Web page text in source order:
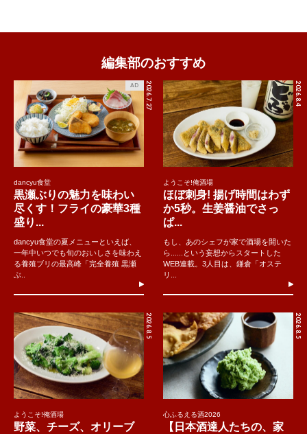
編集部のおすすめ
2026.7.27
AD
dancyu食堂
黒瀬ぶりの魅力を味わい
尽くす！フライの豪華3種
盛り...
dancyu食堂の夏メニューといえば、
一年中いつでも旬のおいしさを味わえ
る養殖ブリの最高峰「完全養殖 黒瀬
ぶ..
2026.8.4
ようこそ!俺酒場
ほぼ刺身! 揚げ時間はわず
か5秒。生姜醤油でさっ
ぱ...
もし、あのシェフが家で酒場を開いた
ら......という妄想からスタートした
WEB連載。3人目は、鎌倉「オステ
リ...
2026.8.5
ようこそ!俺酒場
野菜、チーズ、オリーブ
2026.8.5
心ふるえる酒2026
【日本酒達人たちの、家